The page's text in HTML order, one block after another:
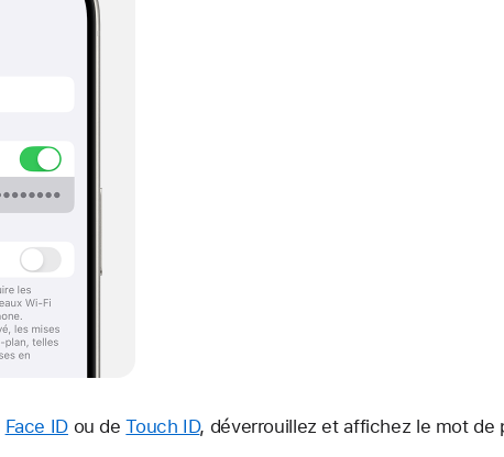
Face IDou deTouch ID, déverrouillez et affichez le mot de